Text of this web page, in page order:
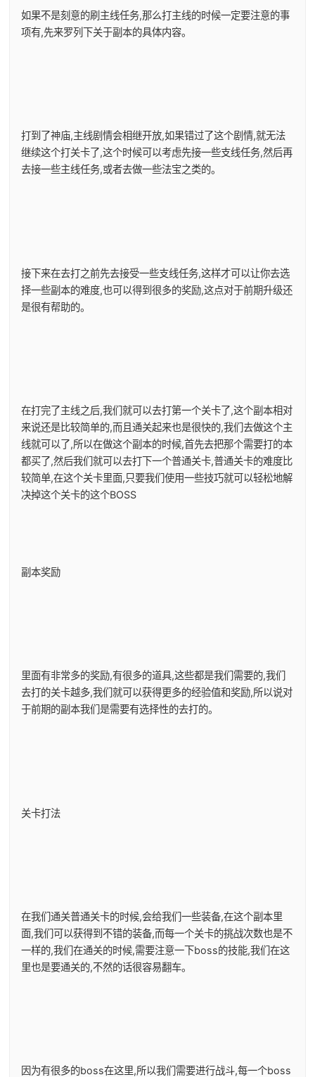
如果不是刻意的刷主线任务,那么打主线的时候一定要注意的事
项有,先来罗列下关于副本的具体内容。
打到了神庙,主线剧情会相继开放,如果错过了这个剧情,就无法
继续这个打关卡了,这个时候可以考虑先接一些支线任务,然后再
去接一些主线任务,或者去做一些法宝之类的。
接下来在去打之前先去接受一些支线任务,这样才可以让你去选
择一些副本的难度,也可以得到很多的奖励,这点对于前期升级还
是很有帮助的。
在打完了主线之后,我们就可以去打第一个关卡了,这个副本相对
来说还是比较简单的,而且通关起来也是很快的,我们去做这个主
线就可以了,所以在做这个副本的时候,首先去把那个需要打的本
都买了,然后我们就可以去打下一个普通关卡,普通关卡的难度比
较简单,在这个关卡里面,只要我们使用一些技巧就可以轻松地解
决掉这个关卡的这个BOSS
副本奖励
里面有非常多的奖励,有很多的道具,这些都是我们需要的,我们
去打的关卡越多,我们就可以获得更多的经验值和奖励,所以说对
于前期的副本我们是需要有选择性的去打的。
关卡打法
在我们通关普通关卡的时候,会给我们一些装备,在这个副本里
面,我们可以获得到不错的装备,而每一个关卡的挑战次数也是不
一样的,我们在通关的时候,需要注意一下boss的技能,我们在这
里也是要通关的,不然的话很容易翻车。
因为有很多的boss在这里,所以我们需要进行战斗,每一个boss